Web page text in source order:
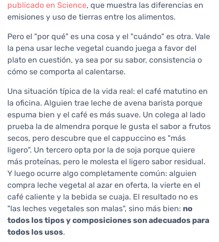
publicado en Science, que muestra las diferencias en
emisiones y uso de tierras entre los alimentos.
Pero el "por qué" es una cosa y el "cuándo" es otra. Vale
la pena usar leche vegetal cuando juega a favor del
plato en cuestión, ya sea por su sabor, consistencia o
cómo se comporta al calentarse.
Una situación típica de la vida real: el café matutino en
la oficina. Alguien trae leche de avena barista porque
espuma bien y el café es más suave. Un colega al lado
prueba la de almendra porque le gusta el sabor a frutos
secos, pero descubre que el cappuccino es "más
ligero". Un tercero opta por la de soja porque quiere
más proteínas, pero le molesta el ligero sabor residual.
Y luego ocurre algo completamente común: alguien
compra leche vegetal al azar en oferta, la vierte en el
café caliente y la bebida se cuaja. El resultado no es
"las leches vegetales son malas", sino más bien: no
todos los tipos y composiciones son adecuados para
todos los usos.